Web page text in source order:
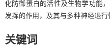
化防御蛋白的活性及生物学功能
发挥的作用，及其与多种神经退
关键词